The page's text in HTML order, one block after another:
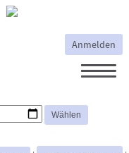
Anmelden
Dirndl Zubehör
Lederhosen